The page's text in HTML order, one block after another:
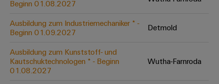
der
und
Fabrikautomation
Öl
&
Software
Industrial
Industrial
Automation
&
Software
I/O-
Systeme
Ersatzteile
Trainings
Webinare
PSIRT
Netzwerk
IIoT
Automation
Solution
für
Schulklassen
Beginn 01.08.2027
Ausbildung zum Industriemechaniker * -
Beginn 01.09.2027
Detmold
Ausbildung zum Kunststoff- und
Kautschuktechnologen * - Beginn
01.08.2027
Wutha-Farnroda